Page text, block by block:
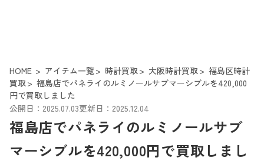
HOME アイテム一覧 時計買取 大阪時計買取
福島区時計
買取
福島店でパネライのルミノールサブマーシブルを420,000
円で買取しました
公開日：2025.07.03更新日：2025.12.04
福島店でパネライのルミノールサブ
マーシブルを420,000円で買取しまし